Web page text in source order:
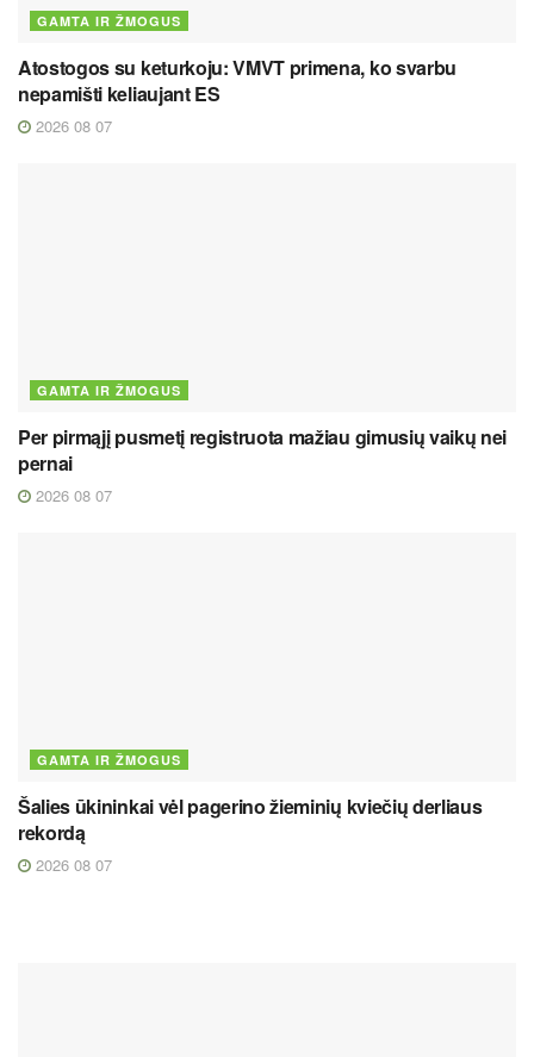
GAMTA IR ŽMOGUS
Atostogos su keturkoju: VMVT primena, ko svarbu
nepamišti keliaujant ES
2026 08 07
GAMTA IR ŽMOGUS
Per pirmąjį pusmetį registruota mažiau gimusių vaikų nei
pernai
2026 08 07
GAMTA IR ŽMOGUS
Šalies ūkininkai vėl pagerino žieminių kviečių derliaus
rekordą
2026 08 07